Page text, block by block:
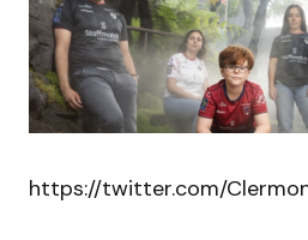
https://twitter.com/